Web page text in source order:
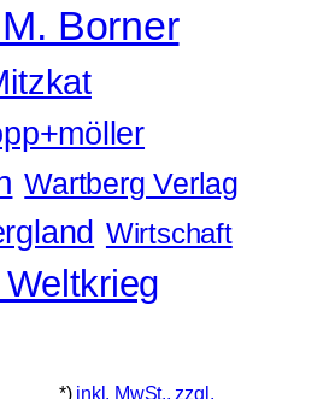
Borner
Wartberg Verlag
Wirtschaft
*) inkl. MwSt., zzgl.